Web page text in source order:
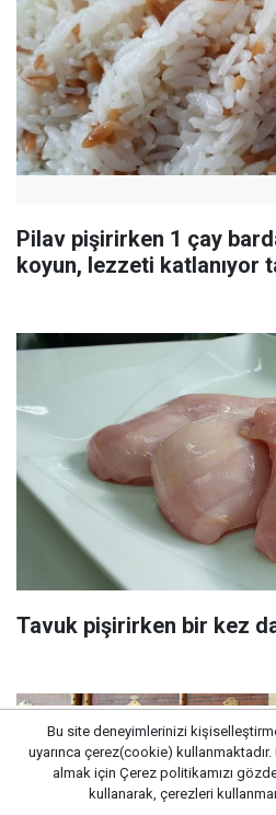
Pilav pişirirken 1 çay
koyun, lezzeti katlanıyor
Tavuk pişirirken bir kez
Bu site deneyimlerinizi
uyarınca çerez(cookie)
almak için Çerez politikamızı
kullanarak, çerezleri